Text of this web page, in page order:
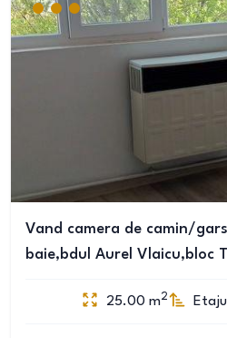
Vand camera de camin/
baie,bdul Aurel Vlaicu,bloc
25.00 m2